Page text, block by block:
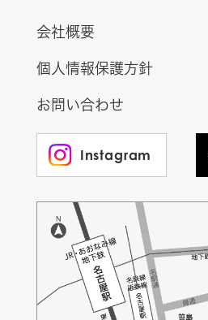
会社概要
個人情報保護方針
お問い合わせ
Instagram